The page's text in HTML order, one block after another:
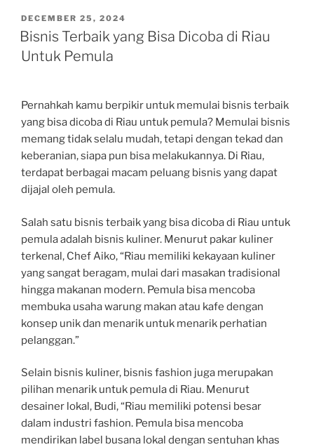
POSTED
ON
DECEMBER 25, 2024
Bisnis Terbaik yang Bisa Dicoba di Riau
Untuk Pemula
Pernahkah kamu berpikir untuk memulai bisnis terbaik
yang bisa dicoba di Riau untuk pemula? Memulai bisnis
memang tidak selalu mudah, tetapi dengan tekad dan
keberanian, siapa pun bisa melakukannya. Di Riau,
terdapat berbagai macam peluang bisnis yang dapat
dijajal oleh pemula.
Salah satu bisnis terbaik yang bisa dicoba di Riau untuk
pemula adalah bisnis kuliner. Menurut pakar kuliner
terkenal, Chef Aiko, “Riau memiliki kekayaan kuliner
yang sangat beragam, mulai dari masakan tradisional
hingga makanan modern. Pemula bisa mencoba
membuka usaha warung makan atau kafe dengan
konsep unik dan menarik untuk menarik perhatian
pelanggan.”
Selain bisnis kuliner, bisnis fashion juga merupakan
pilihan menarik untuk pemula di Riau. Menurut
desainer lokal, Budi, “Riau memiliki potensi besar
dalam industri fashion. Pemula bisa mencoba
mendirikan label busana lokal dengan sentuhan khas